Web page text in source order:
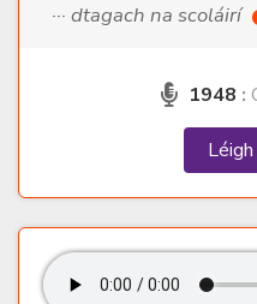
··· dtagach na scoláirí
1948 :